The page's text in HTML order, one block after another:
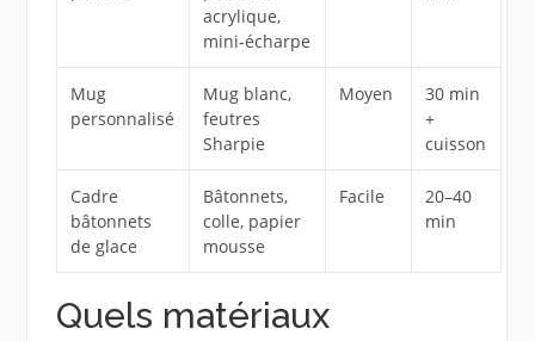
acrylique,
mini‑écharpe
Mug
personnalisé
Mug blanc,
feutres
Sharpie
Moyen
30 min
+
cuisson
Cadre
bâtonnets
de glace
Bâtonnets,
colle, papier
mousse
Facile
20–40
min
Quels matériaux